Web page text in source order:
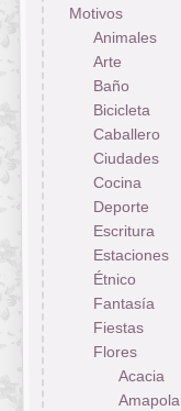
Motivos
Animales
Arte
Baño
Bicicleta
Caballero
Ciudades
Cocina
Deporte
Escritura
Estaciones
Étnico
Fantasía
Fiestas
Flores
Acacia
Amapola